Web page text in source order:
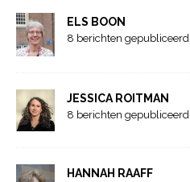
ELS BOON
8 berichten gepubliceerd
JESSICA ROITMAN
8 berichten gepubliceerd
HANNAH RAAFF